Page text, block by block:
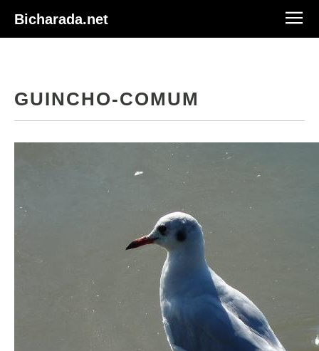
Bicharada.net
GUINCHO-COMUM